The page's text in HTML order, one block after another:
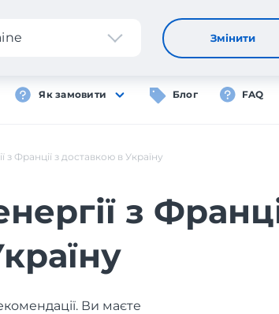
Реєстрація Вхід
Як замовити Блог FAQ
Змінити
з Франції з доставкою в Україну
з
Ви маєте